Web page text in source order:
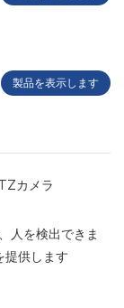
製品を表示します
カメラ
人を検出できま
提供します